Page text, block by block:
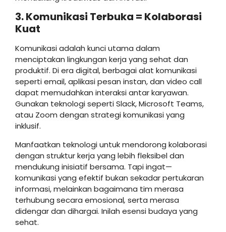
3. Komunikasi Terbuka = Kolaborasi
Kuat
Komunikasi adalah kunci utama dalam
menciptakan lingkungan kerja yang sehat dan
produktif. Di era digital, berbagai alat komunikasi
seperti email, aplikasi pesan instan, dan video call
dapat memudahkan interaksi antar karyawan.
Gunakan teknologi seperti Slack, Microsoft Teams,
atau Zoom dengan strategi komunikasi yang
inklusif.
Manfaatkan teknologi untuk mendorong kolaborasi
dengan struktur kerja yang lebih fleksibel dan
mendukung inisiatif bersama. Tapi ingat—
komunikasi yang efektif bukan sekadar pertukaran
informasi, melainkan bagaimana tim merasa
terhubung secara emosional, serta merasa
didengar dan dihargai. Inilah esensi budaya yang
sehat.